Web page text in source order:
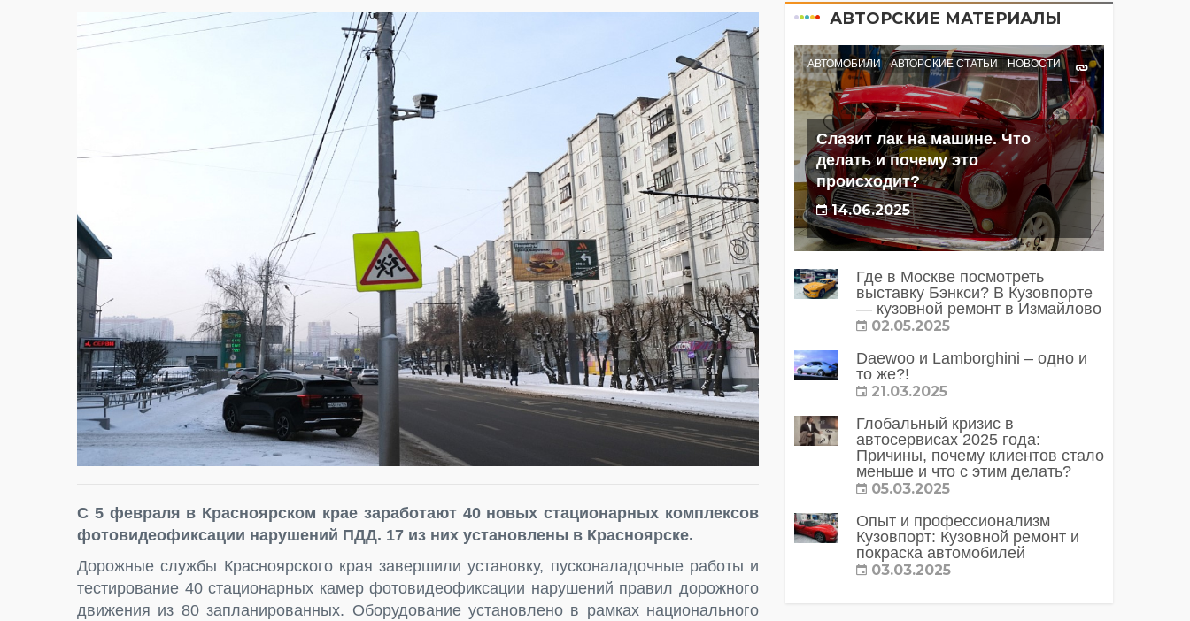
С 5 февраля в Красноярском крае заработают 40 новых стационарных комплексов
фотовидеофиксации нарушений ПДД. 17 из них установлены в Красноярске.
Дорожные службы Красноярского края завершили установку, пусконаладочные работы и
тестирование 40 стационарных камер фотовидеофиксации нарушений правил дорожного
движения из 80 запланированных. Оборудование установлено в рамках национального
АВТОРСКИЕ МАТЕРИАЛЫ
АВТОМОБИЛИ АВТОРСКИЕ СТАТЬИ НОВОСТИ
Слазит лак на машине. Что
делать и почему это
происходит?
14.06.2025
Где в Москве посмотреть
выставку Бэнкси? В Кузовпорте
— кузовной ремонт в Измайлово
02.05.2025
Daewoo и Lamborghini – одно и
то же?!
21.03.2025
Глобальный кризис в
автосервисах 2025 года:
Причины, почему клиентов стало
меньше и что с этим делать?
05.03.2025
Опыт и профессионализм
Кузовпорт: Кузовной ремонт и
покраска автомобилей
03.03.2025